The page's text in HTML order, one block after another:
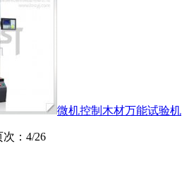
微机控制木材万能试验机
次：4/26